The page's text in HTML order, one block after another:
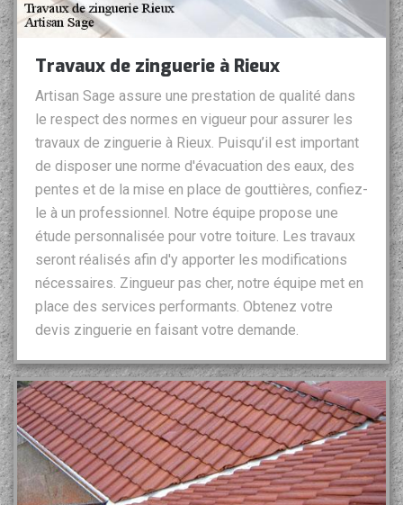
Travaux de zinguerie à Rieux
Artisan Sage assure une prestation de qualité dans
le respect des normes en vigueur pour assurer les
travaux de zinguerie à Rieux. Puisqu’il est important
de disposer une norme d'évacuation des eaux, des
pentes et de la mise en place de gouttières, confiez-
le à un professionnel. Notre équipe propose une
étude personnalisée pour votre toiture. Les travaux
seront réalisés afin d'y apporter les modifications
nécessaires. Zingueur pas cher, notre équipe met en
place des services performants. Obtenez votre
devis zinguerie en faisant votre demande.